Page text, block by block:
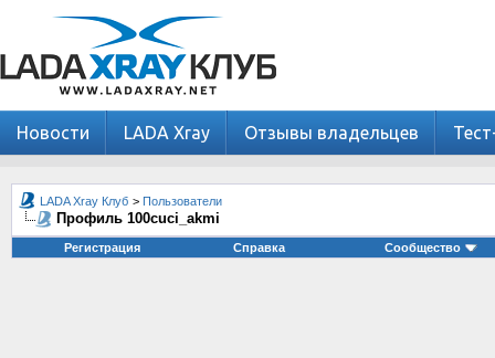
Новости LADA Xray Отзывы владельцев
LADA Xray Клуб > Пользователи
Профиль 100cuci_akmi
Регистрация Справка Сообщество